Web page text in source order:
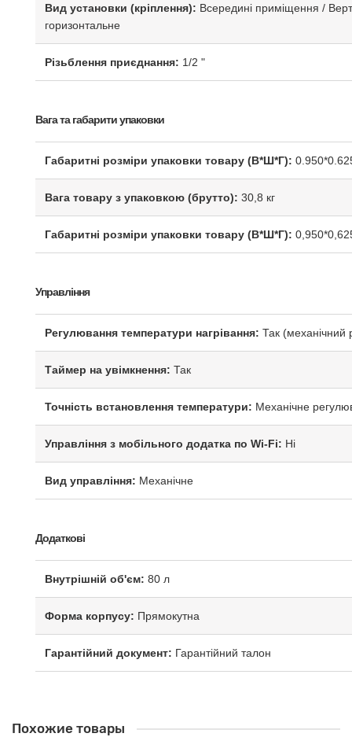
Вид установки (кріплення): Всередині приміщення /
горизонтальне
Різьблення приєднання: 1/2 "
Вага та габарити упаковки
Габаритні розміри упаковки товару (В*Ш*Г):
Вага товару з упаковкою (брутто): 30,8 кг
Габаритні розміри упаковки товару (В*Ш*Г):
Управління
Регулювання температури нагрівання: Так (механічний
Таймер на увімкнення: Так
Точність встановлення температури: Механічне
Управління з мобільного додатка по Wi-Fi: Ні
Вид управління: Механічне
Додаткові
Внутрішній об'єм: 80 л
Форма корпусу: Прямокутна
Гарантійний документ: Гарантійний талон
Похожие товары